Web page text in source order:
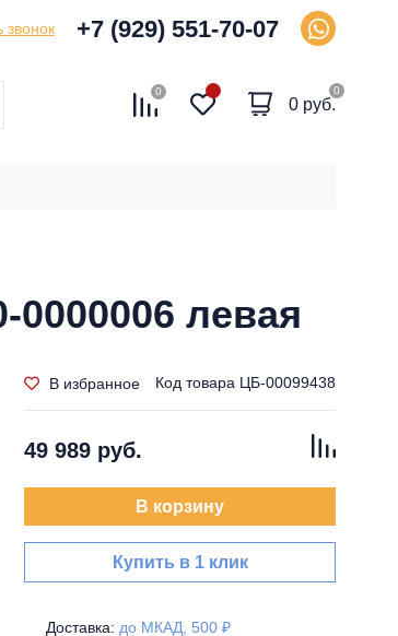
звонок +7 (929) 551-70-07
0 0
0 руб.
левая
В избранное Код товара ЦБ-00099438
49 989 руб.
В корзину
Купить в 1 клик
Доставка: до МКАД, 500 ₽